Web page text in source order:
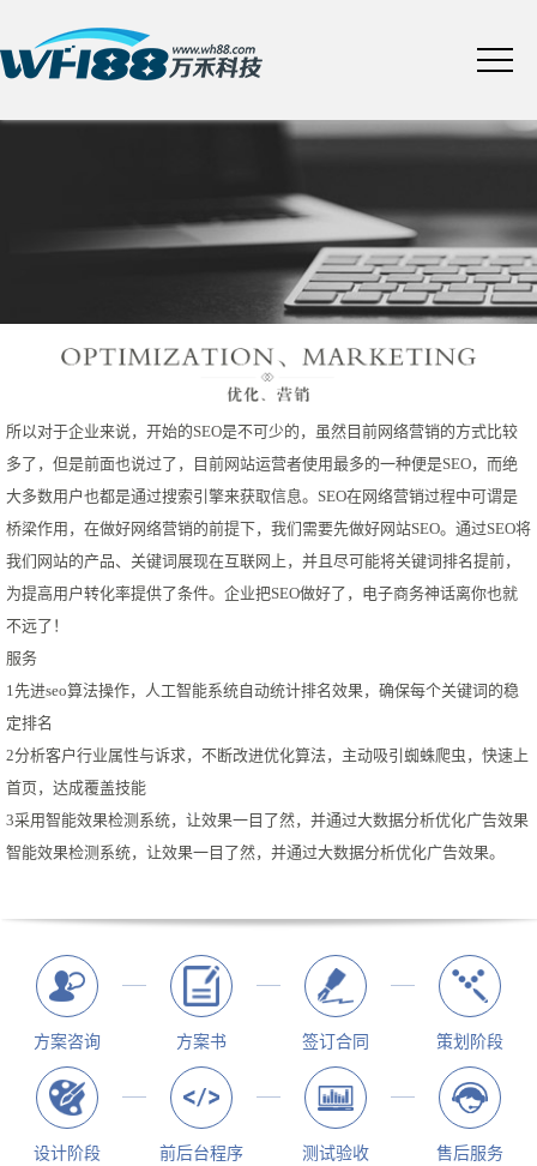
所以对于企业来说，开始的SEO是不可少的，虽然目前网络营销的方式比较
多了，但是前面也说过了，目前网站运营者使用最多的一种便是SEO，而绝
大多数用户也都是通过搜索引擎来获取信息。SEO在网络营销过程中可谓是
桥梁作用，在做好网络营销的前提下，我们需要先做好网站SEO。通过SEO将
我们网站的产品、关键词展现在互联网上，并且尽可能将关键词排名提前，
为提高用户转化率提供了条件。企业把SEO做好了，电子商务神话离你也就
不远了！
服务
1先进seo算法操作，人工智能系统自动统计排名效果，确保每个关键词的稳
定排名
2分析客户行业属性与诉求，不断改进优化算法，主动吸引蜘蛛爬虫，快速上
首页，达成覆盖技能
3采用智能效果检测系统，让效果一目了然，并通过大数据分析优化广告效果
智能效果检测系统，让效果一目了然，并通过大数据分析优化广告效果。
方案咨询 方案书 签订合同 策划阶段
设计阶段 前后台程序 测试验收 售后服务